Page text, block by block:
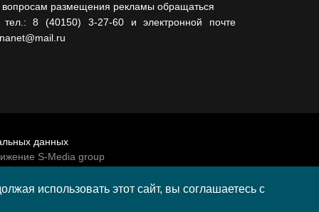
размещения рекламы обращаться
тел.: 8 (40150) 3-27-60 и электронной почте
данных
S-Media group
использовать этот сайт, вы соглашаетесь с